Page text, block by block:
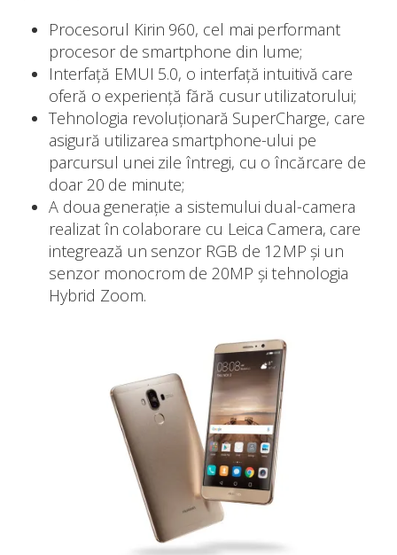
Procesorul Kirin 960, cel mai performant
procesor de smartphone din lume;
Interfață EMUI 5.0, o interfață intuitivă care
oferă o experiență fără cusur utilizatorului;
Tehnologia revoluționară SuperCharge, care
asigură utilizarea smartphone-ului pe
parcursul unei zile întregi, cu o încărcare de
doar 20 de minute;
A doua generație a sistemului dual-camera
realizat în colaborare cu Leica Camera, care
integrează un senzor RGB de 12MP și un
senzor monocrom de 20MP și tehnologia
Hybrid Zoom.